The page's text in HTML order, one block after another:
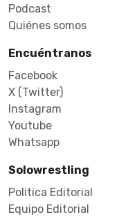
Podcast
Quiénes somos
Encuéntranos
Facebook
X (Twitter)
Instagram
Youtube
Whatsapp
Solowrestling
Politica Editorial
Equipo Editorial